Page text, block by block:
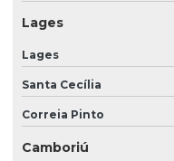
Orçamento portaria remota
Orçamento vigilância
Portaria 24 horas
Lages
Lages
Santa Cecília
Correia Pinto
Camboriú